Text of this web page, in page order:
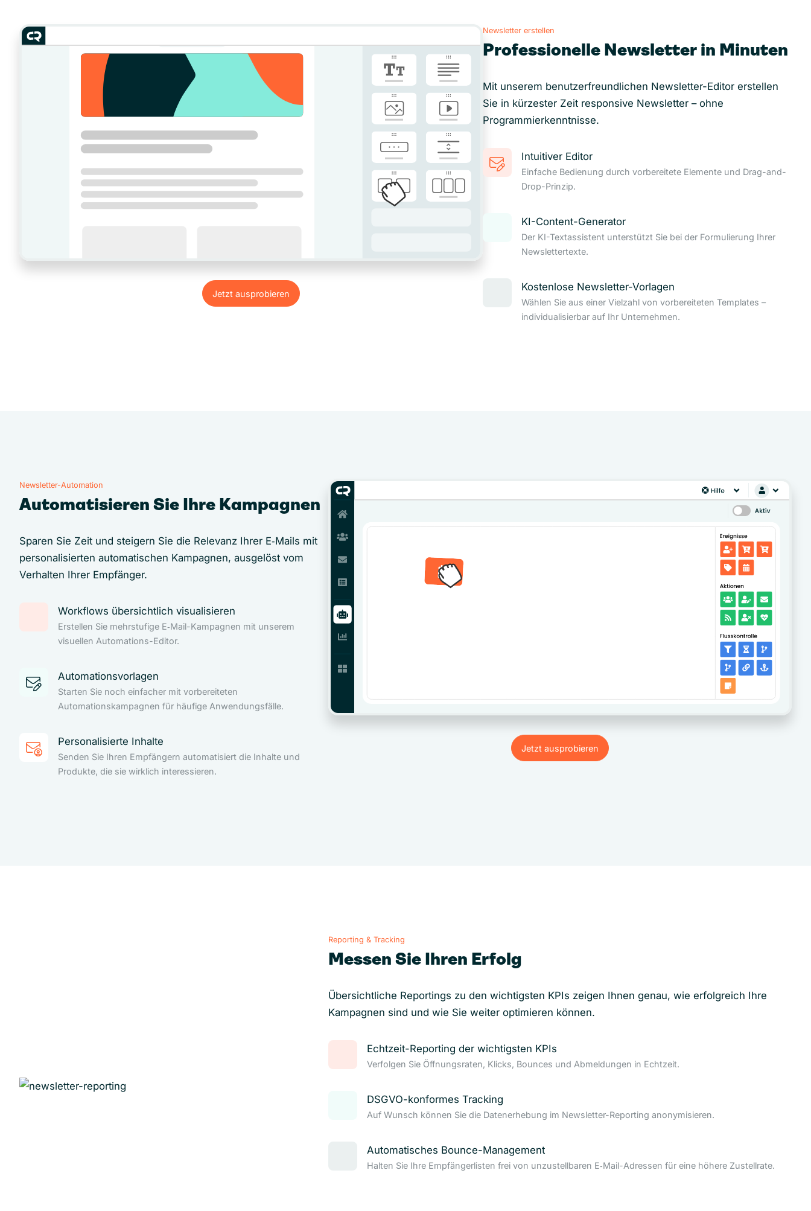
Jetzt ausprobieren
Jetzt ausprobieren
Newsletter erstellen
Professionelle Newsletter in Minuten
Mit unserem benutzerfreundlichen Newsletter-Editor erstellen
Sie in kürzester Zeit responsive Newsletter – ohne
Programmierkenntnisse.
Intuitiver Editor
Einfache Bedienung durch vorbereitete Elemente und Drag-and-
Drop-Prinzip.
KI-Content-Generator
Der KI-Textassistent unterstützt Sie bei der Formulierung Ihrer
Newslettertexte.
Kostenlose Newsletter-Vorlagen
Wählen Sie aus einer Vielzahl von vorbereiteten Templates –
individualisierbar auf Ihr Unternehmen.
Newsletter-Automation
Automatisieren Sie Ihre Kampagnen
Sparen Sie Zeit und steigern Sie die Relevanz Ihrer E‑Mails mit
personalisierten automatischen Kampagnen, ausgelöst vom
Verhalten Ihrer Empfänger.
Workflows übersichtlich visualisieren
Erstellen Sie mehrstufige E‑Mail-Kampagnen mit unserem
visuellen Automations-Editor.
Automationsvorlagen
Starten Sie noch einfacher mit vorbereiteten
Automationskampagnen für häufige Anwendungsfälle.
Personalisierte Inhalte
Senden Sie Ihren Empfängern automatisiert die Inhalte und
Produkte, die sie wirklich interessieren.
Jetzt ausprobieren
Jetzt ausprobieren
Reporting & Tracking
Messen Sie Ihren Erfolg
Übersichtliche Reportings zu den wichtigsten KPIs zeigen Ihnen genau, wie erfolgreich Ihre
Kampagnen sind und wie Sie weiter optimieren können.
Echtzeit-Reporting der wichtigsten KPIs
Verfolgen Sie Öffnungsraten, Klicks, Bounces und Abmeldungen in Echtzeit.
DSGVO-konformes Tracking
Auf Wunsch können Sie die Datenerhebung im Newsletter-Reporting anonymisieren.
Automatisches Bounce-Management
Halten Sie Ihre Empfängerlisten frei von unzustellbaren E‑Mail-Adressen für eine höhere Zustellrate.